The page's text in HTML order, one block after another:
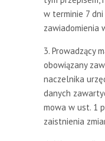
w terminie 7
zawiadomienia
3. Prowadzący
obowiązany
naczelnika
danych
mowa w ust. 1
zaistnienia